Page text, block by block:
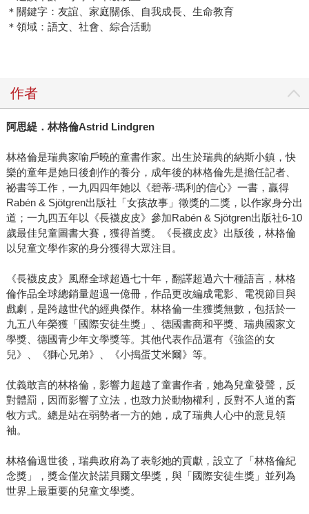
＊關鍵字：友誼、家庭關係、自我成長、生命教育
＊領域：語文、社會、綜合活動
作者
阿思緹．林格倫Astrid Lindgren
林格倫是瑞典家喻戶曉的童書作家。出生於瑞典的納斯小鎮，快
樂的童年是她日後創作的養分，成年後的林格倫先是擔任記者、
祕書等工作，一九四四年她以《碧蒂-瑪利的信心》一書，贏得
Rabén & Sjötgren出版社「女孩故事」徵獎的二獎，以作家身分出
道；一九四五年以《長襪皮皮》參加Rabén & Sjötgren出版社6-10
歲最佳兒童圖書大賽，獲得首獎。《長襪皮皮》出版後，林格倫
以兒童文學作家的身分獲得大眾注目。
《長襪皮皮》風靡全球超過七十年，翻譯超過六十種語言，林格
倫作品全球總銷量超過一億冊，作品更改編成電影、電視節目與
戲劇，是跨越世代的經典傑作。林格倫一生獲獎無數，包括於一
九五八年榮獲「國際安徒生獎」、德國書商和平獎、瑞典國家文
學獎、德國青少年文學獎等。其他代表作品還有《強盜的女
兒》、《獅心兄弟》、《小搗蛋艾米爾》等。
仗義敢言的林格倫，影響力超越了童書作者，她為兒童發聲，反
對體罰，因而影響了立法，也致力於動物權利，反對不人道的畜
牧方式。總是站在弱勢者一方的她，成了瑞典人心中的意見領
袖。
林格倫過世後，瑞典政府為了表彰她的貢獻，設立了「林格倫紀
念獎」，獎金僅次於諾貝爾文學獎，與「國際安徒生獎」並列為
世界上最重要的兒童文學獎。